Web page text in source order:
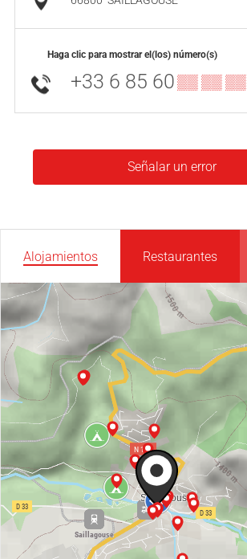
Haga clic para mostrar el(los) número(s)
+33 6 85 60▒▒ ▒▒ ▒▒
Señalar un error
Alojamientos Restaurantes